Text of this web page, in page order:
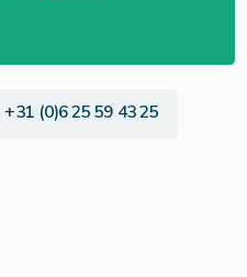
+31 (0)6 25 59 43 25